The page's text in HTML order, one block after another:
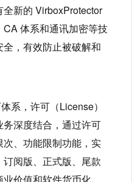
新的 VirboxProtector
体系和通讯加密等技
，有效防止被破解和
系，许可（License）
深度结合，通过许可
、功能限制功能，实
阅版、正式版、尾款